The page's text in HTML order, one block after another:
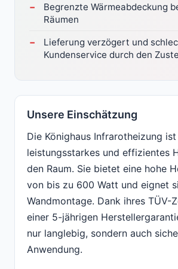
Begrenzte Wärmeabdeckung
Räumen
Lieferung verzögert und
Kundenservice durch den
Unsere Einschätzung
Die Könighaus Infrarotheizung
leistungsstarkes und effizientes
den Raum. Sie bietet eine hohe
von bis zu 600 Watt und eignet
Wandmontage. Dank ihres TÜV-
einer 5-jährigen
nur langlebig, sondern auch
Anwendung.